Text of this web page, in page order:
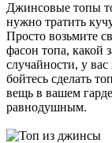
Джинсовые топы
нужно тратить
Просто возьмите
фасон топа, какой
случайности, у
бойтесь сделать
вещь в вашем
равнодушным.